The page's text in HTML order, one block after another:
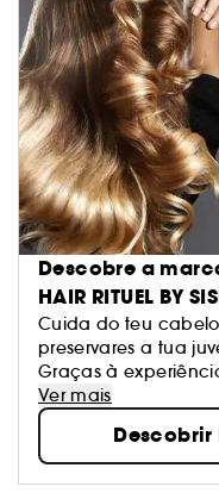
Descobre a
HAIR RITUEL BY
Cuida do teu
preservares a tua
Graças à
antienvelhecimento
Sisley, Hair Rituel by
com fórmulas tão
para todos os tipos
Ver mais
Descobrir